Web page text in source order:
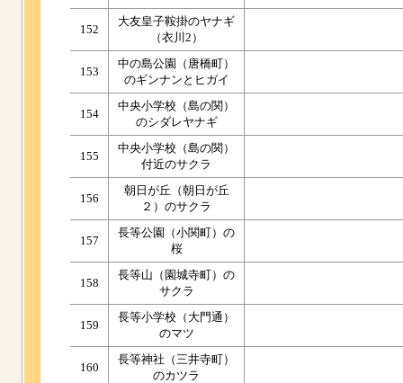
152
大友皇子鞍掛のヤナギ
（衣川2）
153
中の島公園（唐橋町）
のギンナンとヒガイ
154
中央小学校（島の関）
のシダレヤナギ
155
中央小学校（島の関）
付近のサクラ
156
朝日が丘（朝日が丘
２）のサクラ
157
長等公園（小関町）の
桜
158
長等山（園城寺町）の
サクラ
159
長等小学校（大門通）
のマツ
160
長等神社（三井寺町）
のカツラ